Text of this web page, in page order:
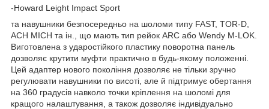
-Howard Leight Impact Sport
та навушники безпосередньо на шоломи типу FAST, TOR-D,
ACH MICH та ін., що мають тип рейок ARC або Wendy M-LOK.
Виготовлена ​​з ударостійкого пластику поворотна панель
дозволяє крутити муфти практично в будь-якому положенні.
Цей адаптер нового покоління дозволяє не тільки зручно
регулювати навушники по висоті, але й підтримує обертання
на 360 градусів навколо точки кріплення на шоломі для
кращого налаштування, а також дозволяє індивідуально